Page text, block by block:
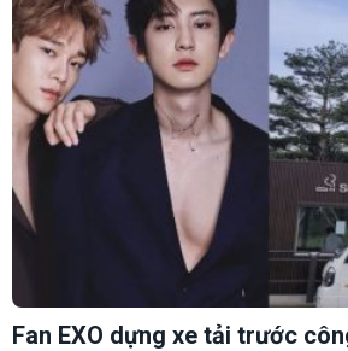
Fan EXO dựng xe tải trước